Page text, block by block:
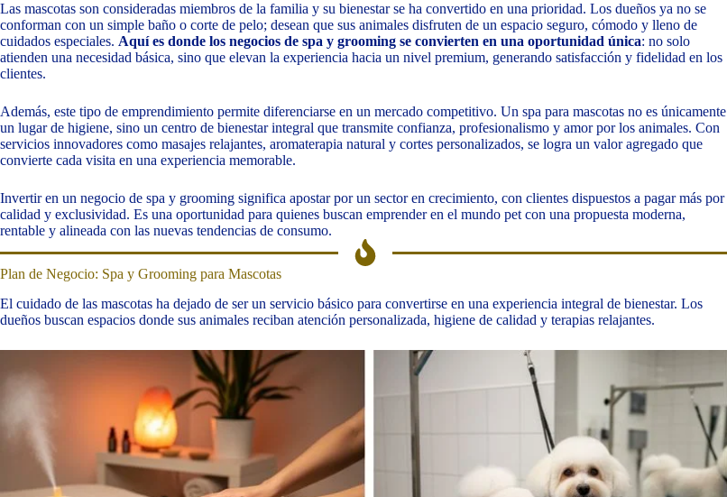
Las mascotas son consideradas miembros de la familia y su bienestar se ha convertido en una prioridad. Los dueños ya no se
conforman con un simple baño o corte de pelo; desean que sus animales disfruten de un espacio seguro, cómodo y lleno de
cuidados especiales. Aquí es donde los negocios de spa y grooming se convierten en una oportunidad única: no solo
atienden una necesidad básica, sino que elevan la experiencia hacia un nivel premium, generando satisfacción y fidelidad en los
clientes.
Además, este tipo de emprendimiento permite diferenciarse en un mercado competitivo. Un spa para mascotas no es únicamente
un lugar de higiene, sino un centro de bienestar integral que transmite confianza, profesionalismo y amor por los animales. Con
servicios innovadores como masajes relajantes, aromaterapia natural y cortes personalizados, se logra un valor agregado que
convierte cada visita en una experiencia memorable.
Invertir en un negocio de spa y grooming significa apostar por un sector en crecimiento, con clientes dispuestos a pagar más por
calidad y exclusividad. Es una oportunidad para quienes buscan emprender en el mundo pet con una propuesta moderna,
rentable y alineada con las nuevas tendencias de consumo.
Plan de Negocio: Spa y Grooming para Mascotas
El cuidado de las mascotas ha dejado de ser un servicio básico para convertirse en una experiencia integral de bienestar. Los
dueños buscan espacios donde sus animales reciban atención personalizada, higiene de calidad y terapias relajantes.